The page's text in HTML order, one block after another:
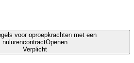
voor oproepkrachten met een
nulurencontractOpenen
Verplicht